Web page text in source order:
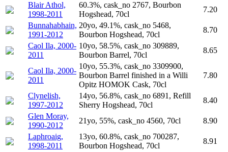
Blair Athol,
1998-2011
60.3%, cask_no 2767, Bourbon
Hogshead, 70cl
7.20
Bunnahabhain,
1991-2012
20yo, 49.1%, cask_no 5468,
Bourbon Hogshead, 70cl
8.70
Caol Ila, 2000-
2011
10yo, 58.5%, cask_no 309889,
Bourbon Barrel, 70cl
8.65
Caol Ila, 2000-
2011
10yo, 55.3%, cask_no 3309900,
Bourbon Barrel finished in a Willi
Opitz HOMOK Cask, 70cl
7.80
Clynelish,
1997-2012
14yo, 56.8%, cask_no 6891, Refill
Sherry Hogshead, 70cl
8.40
Glen Moray,
1990-2012
21yo, 55%, cask_no 4560, 70cl
8.90
Laphroaig,
1998-2011
13yo, 60.8%, cask_no 700287,
Bourbon Hogshead, 70cl
8.91